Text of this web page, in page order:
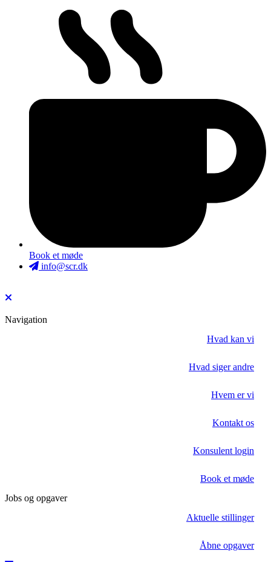
Book et møde
info@scr.dk
Navigation
Hvad kan vi
Hvad siger andre
Hvem er vi
Kontakt os
Konsulent login
Book et møde
Jobs og opgaver
Aktuelle stillinger
Åbne opgaver